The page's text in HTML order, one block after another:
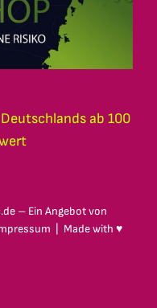
ab 100
– Ein Angebot von
| Made with ♥